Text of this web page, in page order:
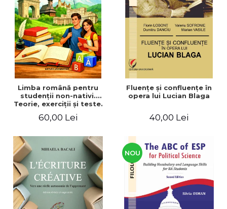
ADMINISTRATIVE
ȘTIINȚE ECONOMICE
ȘTIINȚE EXACTE
EDUCAȚIE FIZICĂ ȘI SPORT
PREUNIVERSITARIA
TIMP LIBER
ÎN CURS DE APARIȚIE
NOUTĂȚI
PACHETE DE STUDIU
ULTIMELE EXEMPLARE
Cum Cumpăr
Livrare
Politica de Retur
Formular de Retur
Distribuitori
Limba română pentru
studenţii non-nativi.
Teorie, exerciţii şi teste.
60,00 Lei
Fluenţe şi confluenţe în
opera lui Lucian Blaga
40,00 Lei
NOU